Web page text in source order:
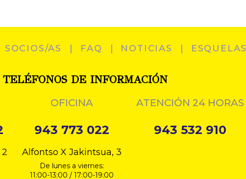
SOCIOS/AS FAQ NOTICIAS ESQUELAS
TELÉFONOS DE INFORMACIÓN
OFICINA
943 773 022
Alfontso X Jakintsua, 3
De lunes a viernes:
11:00-13:00 / 17:00-19:00
ATENCIÓN 24 HORAS
943 532 910